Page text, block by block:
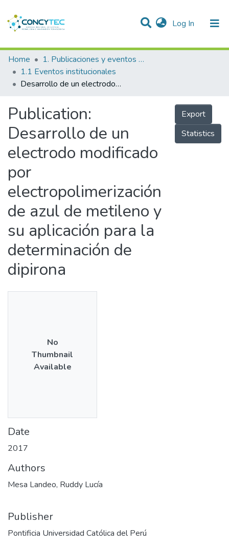
Log In (current)
Communities & Collections
Research Outputs
People
Statistics
Home
1. Publicaciones y eventos institucionales
1.1 Eventos institucionales
Desarrollo de un electrodo modificado por electropolimerización de azul de metileno y su aplicación para la determinación de dipirona
Publication:
Desarrollo de un
electrodo modificado
por
electropolimerización
de azul de metileno y
su aplicación para la
determinación de
dipirona
Export
Statistics
No
Thumbnail
Available
Date
2017
Authors
Mesa Landeo, Ruddy Lucía
Publisher
Pontificia Universidad Católica del Perú